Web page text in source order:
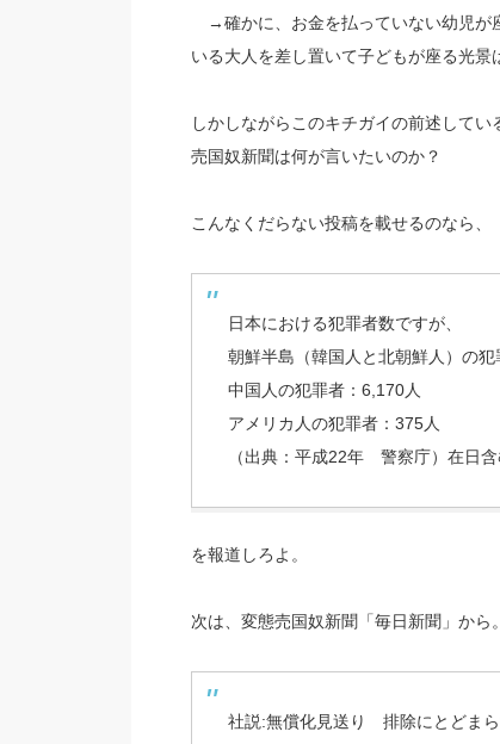
→確かに、お金を払っていない幼児が
いる大人を差し置いて子どもが座る光景
しかしながらこのキチガイの前述して
売国奴新聞は何が言いたいのか？
こんなくだらない投稿を載せるのなら、
日本における犯罪者数ですが、
朝鮮半島（韓国人と北朝鮮人）の犯
中国人の犯罪者：6,170人
アメリカ人の犯罪者：375人
（出典：平成22年 警察庁）在日含
を報道しろよ。
次は、変態売国奴新聞「毎日新聞」から。
社説:無償化見送り 排除にとどまら